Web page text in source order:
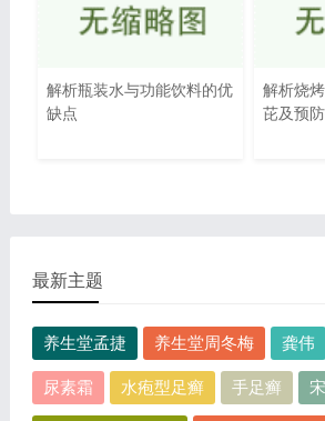
解析瓶装水与功能饮料的优
缺点
解析烧
芘及预
最新主题
养生堂孟捷 养生堂周冬梅 龚伟
尿素霜 水疱型足癣 手足癣